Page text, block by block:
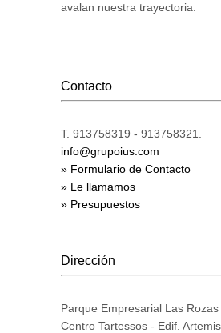
avalan nuestra trayectoria.
Contacto
T. 913758319 - 913758321.
info@grupoius.com
» Formulario de Contacto
» Le llamamos
» Presupuestos
Dirección
Parque Empresarial Las Rozas
Centro Tartessos - Edif.